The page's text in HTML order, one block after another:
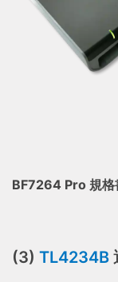
BF7264 Pro 規格
(3) TL4234B